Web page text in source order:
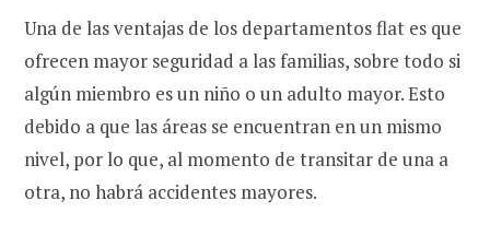
Una de las ventajas de los departamentos flat es que
ofrecen mayor seguridad a las familias, sobre todo si
algún miembro es un niño o un adulto mayor. Esto
debido a que las áreas se encuentran en un mismo
nivel, por lo que, al momento de transitar de una a
otra, no habrá accidentes mayores.